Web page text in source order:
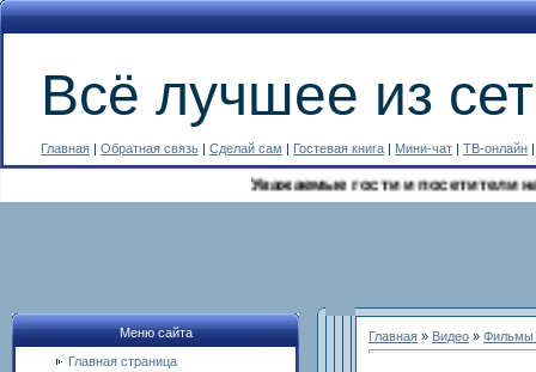
Всё лучшее из
Главная | Обратная связь | Сделай сам | Гостевая книга | Мини-чат | ТВ-онлайн
Уважаемые гости и посетители
Меню сайта
Главная страница
Главная » Видео » Фильмы